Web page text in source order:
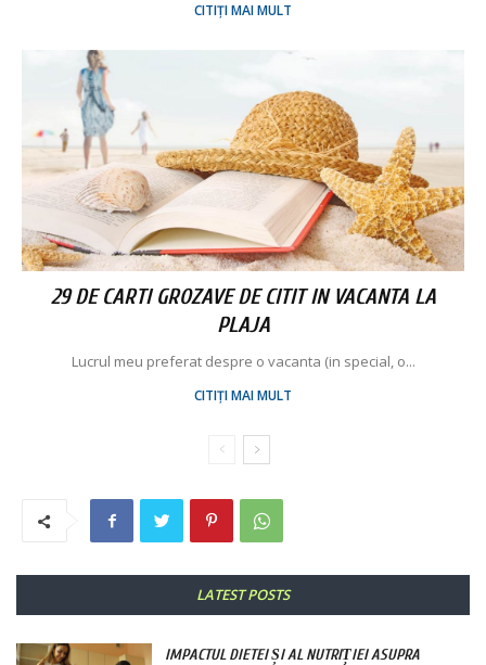
CITIȚI MAI MULT
29 DE CARTI GROZAVE DE CITIT IN VACANTA LA
PLAJA
Lucrul meu preferat despre o vacanta (in special, o...
CITIȚI MAI MULT
LATEST POSTS
IMPACTUL DIETEI ȘI AL NUTRIȚIEI ASUPRA